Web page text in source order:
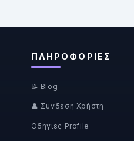
ΠΛΗΡΟΦΟΡΊΕΣ
📝 Blog
👤 Σύνδεση Χρήστη
Οδηγίες Profile